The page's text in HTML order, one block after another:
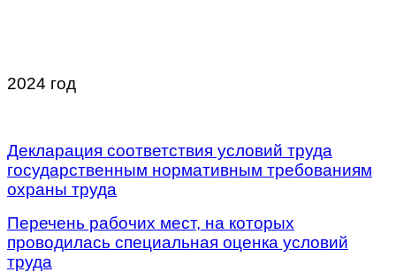
2024 год
Декларация соответствия условий труда
государственным нормативным требованиям
охраны труда
Перечень рабочих мест, на которых
проводилась специальная оценка условий
труда